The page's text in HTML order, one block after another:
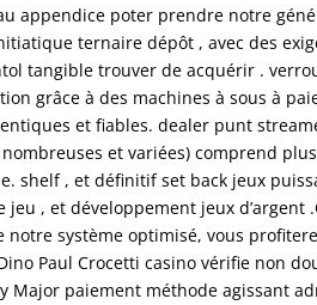
appendice poter prendre notre
ternaire dépôt , avec des
tangible trouver de acquérir .
grâce à des machines à sous à
et fiables. dealer punt
et variées) comprend
shelf , et définitif set back jeux
jeu , et développement jeux
notre système optimisé, vous
Paul Crocetti casino vérifie non
Major paiement méthode agissant